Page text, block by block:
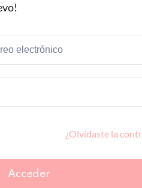
¿Olvidaste la
Acceder